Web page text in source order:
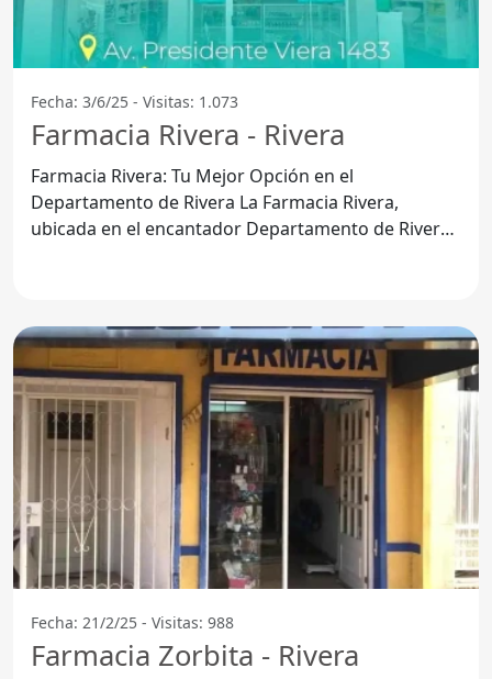
Fecha: 3/6/25 - Visitas: 1.073
Farmacia Rivera - Rivera
Farmacia Rivera: Tu Mejor Opción en el
Departamento de Rivera La Farmacia Rivera,
ubicada en el encantador Departamento de Rivera,
Fecha: 21/2/25 - Visitas: 988
Farmacia Zorbita - Rivera